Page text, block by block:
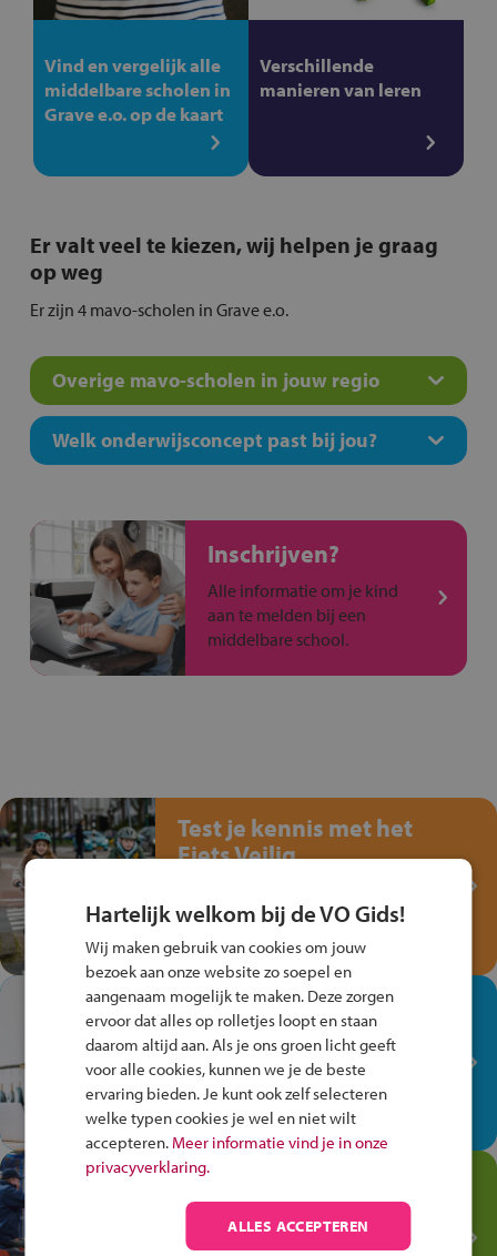
Vind en vergelijk alle
middelbare scholen in
Grave e.o. op de kaart
Verschillende
manieren van leren
Er valt veel te kiezen, wij helpen je graag
op weg
Er zijn 4 mavo-scholen in Grave e.o.
Overige mavo-scholen in jouw regio
Welk onderwijsconcept past bij jou?
Inschrijven?
Alle informatie om je kind
aan te melden bij een
middelbare school.
Test je kennis met het
Fiets Veilig
Speel het Fiets Veilig Verkeersspel
en win een Cortina-fiets!
In de winkel ben je op je
plek!
Ontdek via het vmbo jouw talent
op de winkelvloer, waar elke dag
anders is!
Jouw talent in de
Transport en Logistiek
Kies voor vmbo Transport en
Hartelijk welkom bij de VO Gids!
Wij maken gebruik van cookies om jouw
bezoek aan onze website zo soepel en
aangenaam mogelijk te maken. Deze zorgen
ervoor dat alles op rolletjes loopt en staan
daarom altijd aan. Als je ons groen licht geeft
voor alle cookies, kunnen we je de beste
ervaring bieden. Je kunt ook zelf selecteren
welke typen cookies je wel en niet wilt
accepteren. Meer informatie vind je in onze
privacyverklaring.
ALLES ACCEPTEREN